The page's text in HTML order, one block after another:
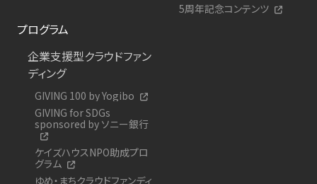
5周年記念コンテンツ
プログラム
企業支援型クラウドファン
ディング
GIVING 100 by Yogibo
GIVING for SDGs
sponsored by ソニー銀行
ケイズハウスNPO助成プロ
グラム
ゆめ・まちクラウドファンディ